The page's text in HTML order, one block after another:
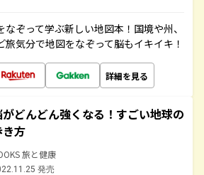
ぞって学ぶ新しい地図本！国境や州、
気分で地図をなぞって脳もイキイキ！
詳細を見る
どんどん強くなる！すごい地球の
方
旅と健康
発売